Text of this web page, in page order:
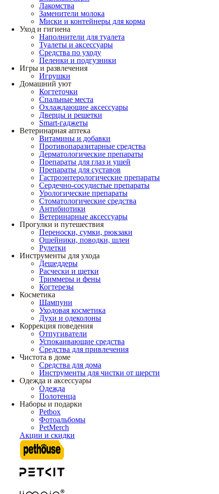
Лакомства
Заменители молока
Миски и контейнеры для корма
Уход и гигиена
Наполнители для туалета
Туалеты и аксессуары
Средства по уходу
Пеленки и подгузники
Игры и развлечения
Игрушки
Домашний уют
Когтеточки
Спальные места
Охлаждающие аксессуары
Дверцы и решетки
Smart-гаджеты
Ветеринарная аптека
Витамины и добавки
Противопаразитарные средства
Дерматологические препараты
Препараты для глаз и ушей
Препараты для суставов
Гастроэнтерологические препараты
Сердечно-сосудистые препараты
Урологические препараты
Стоматологические средства
Антибиотики
Ветеринарные аксессуары
Прогулки и путешествия
Переноски, сумки, рюкзаки
Ошейники, поводки, шлеи
Рулетки
Инструменты для ухода
Дешеддеры
Расчески и щетки
Триммеры и фены
Когтерезы
Косметика
Шампуни
Уходовая косметика
Духи и одеколоны
Коррекция поведения
Отпугиватели
Успокаивающие средства
Средства для привлечения
Чистота в доме
Средства для дома
Инструменты для чистки от шерсти
Одежда и аксессуары
Одежда
Полотенца
Наборы и подарки
Petbox
Фотоальбомы
PetMerch
Акции и скидки